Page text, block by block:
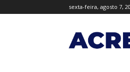
sexta-feira, agosto 7,